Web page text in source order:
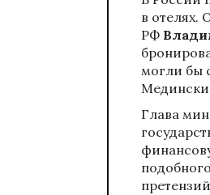
в отелях.
РФ
могли бы
Глава